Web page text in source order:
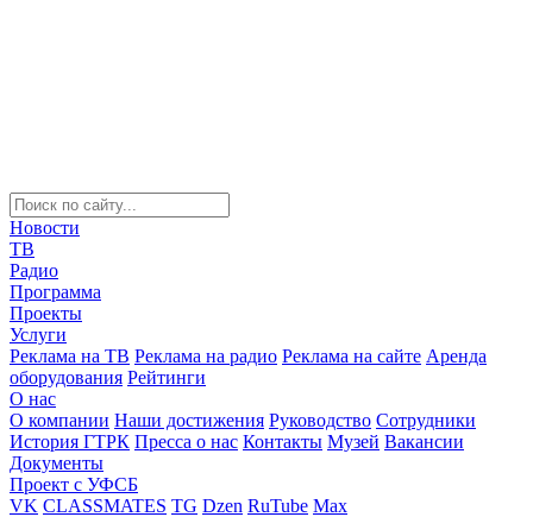
Новости
ТВ
Радио
Программа
Проекты
Услуги
Реклама на ТВ Реклама на радио Реклама на сайте Аренда
оборудования Рейтинги
О нас
О компании Наши достижения Руководство Сотрудники
История ГТРК Пресса о нас Контакты Музей Вакансии
Документы
Проект с УФСБ
VK CLASSMATES TG Dzen RuTube Max